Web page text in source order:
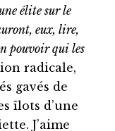
élite sur le
eux, lire,
pouvoir qui les
radicale,
gavés de
îlots d’une
J’aime